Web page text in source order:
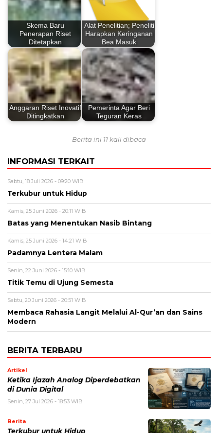
Skema Baru
Penerapan Riset
Ditetapkan
Alat Penelitian; Peneliti
Harapkan Keringanan
Bea Masuk
Anggaran Riset Inovatif
Ditingkatkan
Pemerinta Agar Beri
Teguran Keras
Berita ini 11 kali dibaca
INFORMASI TERKAIT
Sabtu, 18 Juli 2026 - 09:20 WIB
Terkubur untuk Hidup
Kamis, 25 Juni 2026 - 20:11 WIB
Batas yang Menentukan Nasib Bintang
Kamis, 25 Juni 2026 - 14:21 WIB
Padamnya Lentera Malam
Senin, 22 Juni 2026 - 15:10 WIB
Titik Temu di Ujung Semesta
Sabtu, 20 Juni 2026 - 20:51 WIB
Membaca Rahasia Langit Melalui Al-Qur’an dan Sains
Modern
BERITA TERBARU
Artikel
Ketika Ijazah Analog Diperdebatkan
di Dunia Digital
Senin, 27 Jul 2026 - 18:53 WIB
Berita
Terkubur untuk Hidup